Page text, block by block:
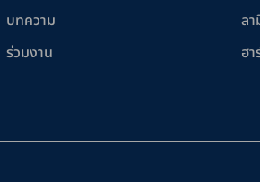
บทความ
ร่วมงาน
ลา
ฮ